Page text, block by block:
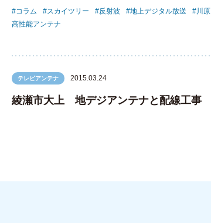
コラム スカイツリー 反射波 地上デジタル放送 川原
高性能アンテナ
テレビアンテナ 2015.03.24
綾瀬市大上 地デジアンテナと配線工事